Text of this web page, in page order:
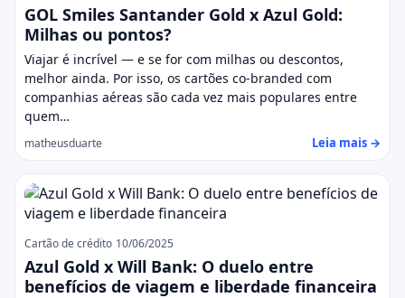
GOL Smiles Santander Gold x Azul Gold:
Milhas ou pontos?
Viajar é incrível — e se for com milhas ou descontos,
melhor ainda. Por isso, os cartões co-branded com
companhias aéreas são cada vez mais populares entre
quem…
matheusduarte Leia mais →
Cartão de crédito 10/06/2025
Azul Gold x Will Bank: O duelo entre
benefícios de viagem e liberdade financeira